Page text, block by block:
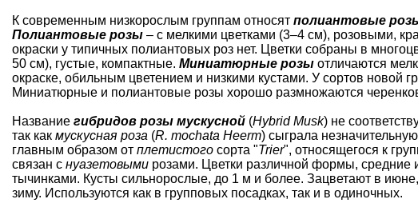
К современным низкорослым группам относят полиантовые
Полиантовые розы – с мелкими цветками (3–4 см), розовыми,
окраски у типичных полиантовых роз нет. Цветки собраны в
50 см), густые, компактные. Миниатюрные розы отличаются
окраске, обильным цветением и низкими кустами. У сортов новой
Миниатюрные и полиантовые розы хорошо размножаются
Название гибридов розы мускусной (Hybrid Musk) не
так как мускусная роза (R. mochata Heerm) сыграла
главным образом от плетистого сорта "Triеr", относящегося к
связан с нуазетовыми розами. Цветки различной формы,
тычинками. Кусты сильнорослые, до 1 м и более. Зацветают в
зиму. Используются как в групповых посадках, так и в одиночных.